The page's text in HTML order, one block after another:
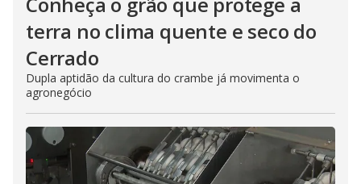
terra no clima quente e seco do
Cerrado
Dupla aptidão da cultura do crambe já movimenta o
agronegócio